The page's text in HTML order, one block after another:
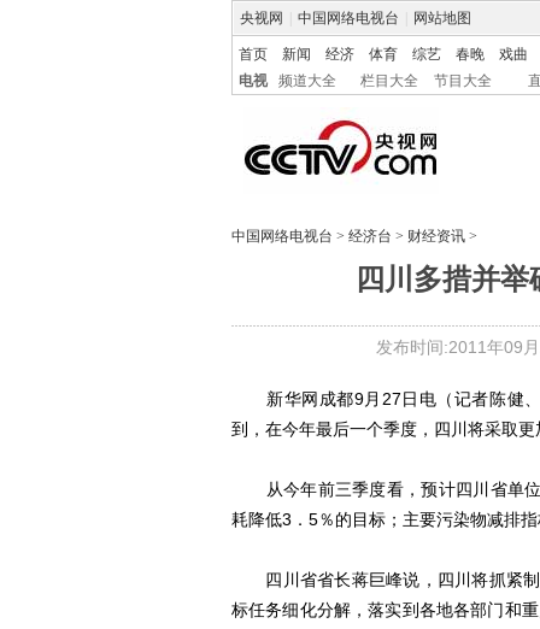
央视网 中国网络电视台 网站地图
首页 新闻 经济 体育 综艺 春晚 戏曲
电视
频道大全 栏目大全 节目大全
中国网络电视台 > 经济台 > 财经资讯 >
四川多措并
发布时间:2011年09
新华网成都9月27日电（记者陈健、
到，在今年最后一个季度，四川将采取
从今年前三季度看，预计四川省单位
耗降低3．5％的目标；主要污染物减排指
四川省省长蒋巨峰说，四川将抓紧制
标任务细化分解，落实到各地各部门和